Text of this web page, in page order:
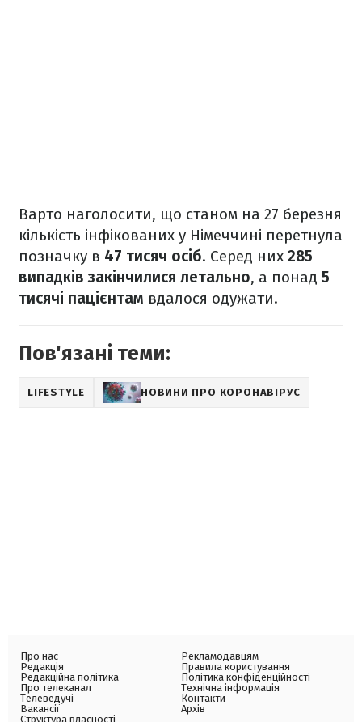
Варто наголосити, що станом на 27 березня
кількість інфікованих у Німеччині перетнула
позначку в 47 тисяч осіб. Серед них 285
випадків закінчилися летально, а понад 5
тисячі пацієнтам вдалося одужати.
Пов'язані теми:
LIFESTYLE НОВИНИ ПРО КОРОНАВІРУС
Про нас
Редакція
Редакційна політика
Про телеканал
Телеведучі
Вакансії
Структура власності
Рекламодавцям
Правила користування
Політика конфіденційності
Технічна інформація
Контакти
Архів